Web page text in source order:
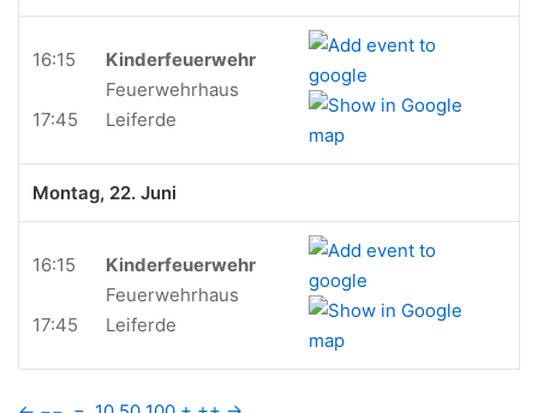
16:15
17:45
Kinderfeuerwehr
Feuerwehrhaus
Leiferde
Montag, 22. Juni
16:15
17:45
Kinderfeuerwehr
Feuerwehrhaus
Leiferde